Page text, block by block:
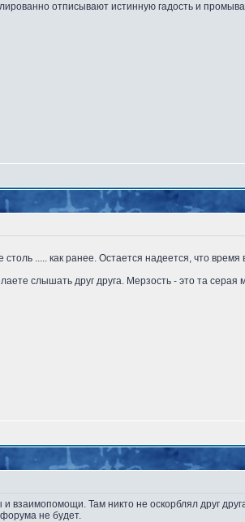
отписывают истинную гадость и
..... как ранее. Остается надеется, что время
слышать друг друга. Мерзость - это та серая
Там никто не оскорблял друг
не будет.